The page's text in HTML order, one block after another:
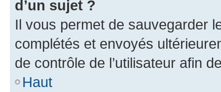
d’un sujet ?
Il vous permet de sauvegarder
complétés et envoyés
de contrôle de l’utilisateur afin
Haut